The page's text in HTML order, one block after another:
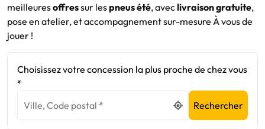
meilleuresoffressur lespneus été, aveclivraison gratuite,
pose en atelier, et accompagnement sur-mesure À vous de
jouer !
Choisissez votre concession la plus proche de chez vous
*
Rechercher